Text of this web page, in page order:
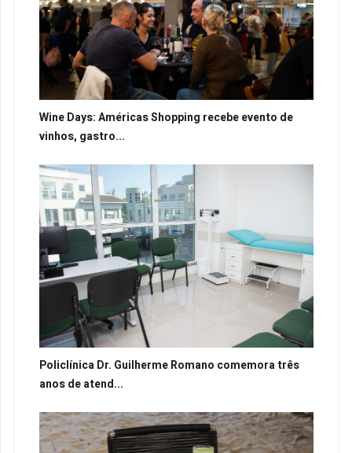
Wine Days: Américas Shopping recebe evento de
vinhos, gastro...
Policlínica Dr. Guilherme Romano comemora três
anos de atend...